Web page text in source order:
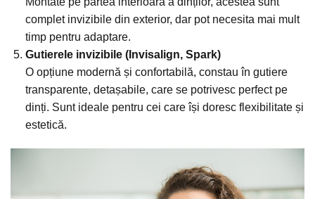
complet invizibile din exterior, dar pot necesita mai mult
timp pentru adaptare.
Gutierele invizibile (Invisalign, Spark)
O opțiune modernă și confortabilă, constau în gutiere
transparente, detașabile, care se potrivesc perfect pe
dinți. Sunt ideale pentru cei care își doresc flexibilitate și
estetică.